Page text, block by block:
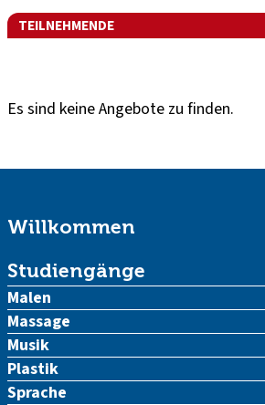
TEILNEHMENDE
Es sind keine Angebote zu finden.
Willkommen
Studiengänge
Malen
Massage
Musik
Plastik
Sprache